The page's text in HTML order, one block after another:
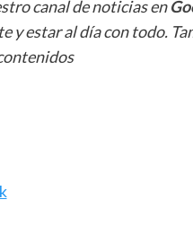
canal de noticias en
y estar al día con todo.